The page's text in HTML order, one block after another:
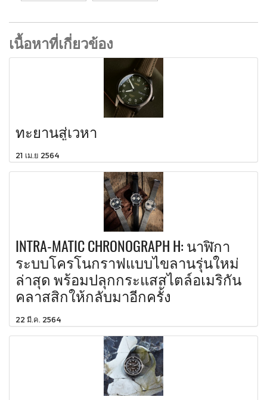
เนื้อหาที่เกี่ยวข้อง
ทะยานสู่เวหา
21 เม.ย 2564
INTRA-MATIC CHRONOGRAPH H: นาฬิกา
ระบบโครโนกราฟแบบไขลานรุ่นใหม่
ล่าสุด พร้อมปลุกกระแสสไตล์อเมริกัน
คลาสสิกให้กลับมาอีกครั้ง
22 มี.ค. 2564